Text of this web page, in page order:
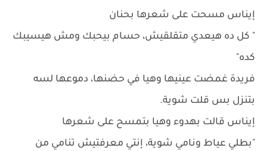
إيناس مسحت على شعرها بحنان
" كل ده هيعدي متقلقيش، حسام بيحبك ومش هيسيبك
كده"
فريدة غمضت عينيها وهيا في حضنها، دموعها لسه
بتنزل بس قلت شوية.
إيناس قالت بهدوء وهيا بتمسح على شعرها
"بطلي عياط ونامي شوية، إنتي معرفتيش تنامي من